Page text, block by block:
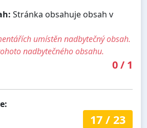
Stránka obsahuje obsah v
umístěn nadbytečný obsah.
nadbytečného obsahu.
0/ 1
17/ 23